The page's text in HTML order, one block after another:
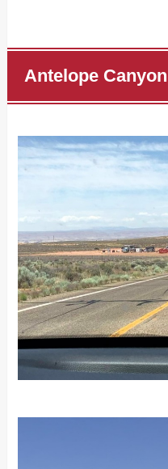
Antelope Canyon